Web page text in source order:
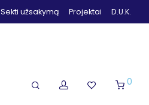
Sekti užsakymą Projektai D.U.K.
0